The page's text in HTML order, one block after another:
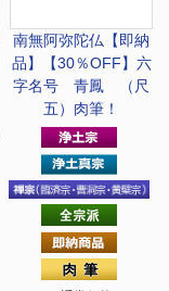
南無阿弥陀仏 【即納
品】【30％OFF】六
字名号 青鳳 （尺
五）肉筆！